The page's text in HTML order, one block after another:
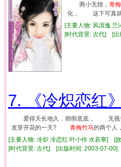
两小无猜， 青
化， 这下可真就
[主要人物: 风清逸
[时代背景: 古代] [
7. 《冷炽恋红》
爱得天长地久．彻彻底底， 无视
发芽开花的一天? 青梅竹马的两个
[主要人物: 冷炽 冷恋红 叶小伶 水若寒] [
[时代背景: 古代] [出版时间: 2003-07-